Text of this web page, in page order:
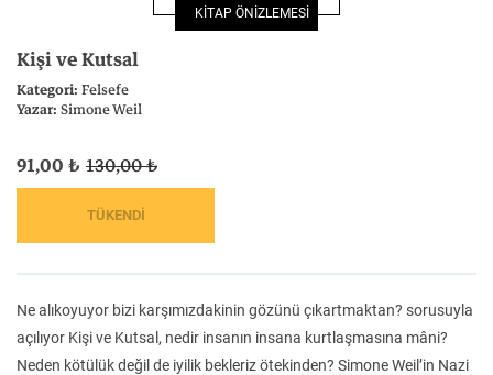
Felsefe Kesişimler
İnsan ve Toplum
Klasik Bilim
KİTAP ÖNİZLEMESİ
Kişi ve Kutsal
Kategori:Felsefe
Yazar:Simone Weil
Ne alıkoyuyor bizi karşımızdakinin gözünü çıkartmaktan? sorusuyla
açılıyor Kişi ve Kutsal, nedir insanın insana kurtlaşmasına mâni?
Neden kötülük değil de iyilik bekleriz ötekinden? Simone Weil’in Nazi
91,00 ₺ 130,00 ₺